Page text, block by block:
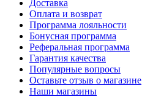
Доставка
Оплата и возврат
Программа лояльности
Бонусная программа
Реферальная программа
Гарантия качества
Популярные вопросы
Оставьте отзыв о магазине
Наши магазины